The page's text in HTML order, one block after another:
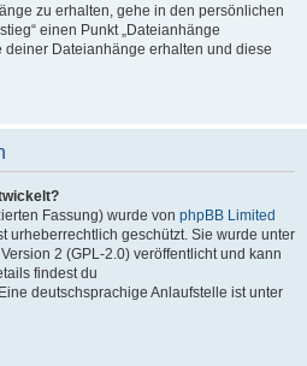
zu erhalten, gehe in den persönlichen
einen Punkt „Dateianhänge
deiner Dateianhänge erhalten und diese
Fassung) wurde von phpBB Limited
urheberrechtlich geschützt. Sie wurde unter
2 (GPL-2.0) veröffentlicht und kann
findest du
deutschsprachige Anlaufstelle ist unter